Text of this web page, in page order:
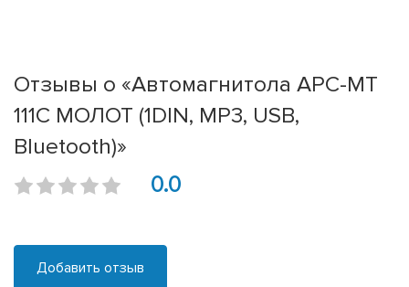
Отзывы о «Автомагнитола АРС-МТ
111С МОЛОТ (1DIN, MP3, USB,
Bluetooth)»
0.0
Добавить отзыв